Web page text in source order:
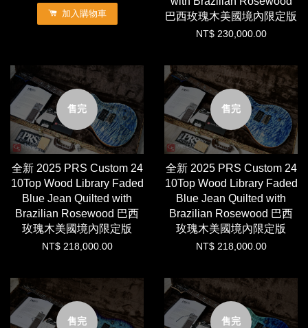
加入購物車
巴西玫瑰木美國境內限定版
NT$ 230,000.00
售完
全新 2025 PRS Custom 24
10Top Wood Library Faded
Blue Jean Quilted with
Brazilian Rosewood 巴西
玫瑰木美國境內限定版
NT$ 218,000.00
售完
全新 2025 PRS Custom 24
10Top Wood Library Faded
Blue Jean Quilted with
Brazilian Rosewood 巴西
玫瑰木美國境內限定版
NT$ 218,000.00
售完 售完